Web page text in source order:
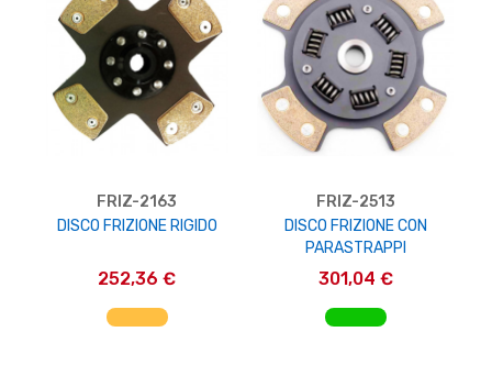
FRIZ-2163
DISCO FRIZIONE RIGIDO
252,36 €
AGGIUNGI AL CARRELLO
FRIZ-2513
DISCO FRIZIONE CON
PARASTRAPPI
301,04 €
AGGIUNGI AL CARRELLO